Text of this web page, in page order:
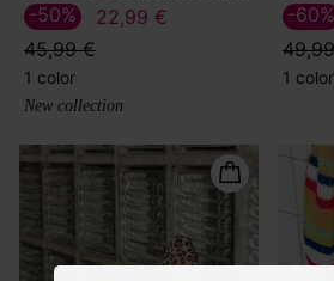
22,99 €
45,99 €
-50%
1 color
New collection
-60%
1 color